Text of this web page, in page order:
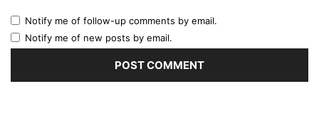
Notify me of follow-up comments by email.
Notify me of new posts by email.